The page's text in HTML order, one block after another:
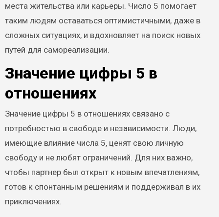
места жительства или карьеры. Число 5 помогает
таким людям оставаться оптимистичными, даже в
сложных ситуациях, и вдохновляет на поиск новых
путей для самореализации.
Значение цифры 5 в
отношениях
Значение цифры 5 в отношениях связано с
потребностью в свободе и независимости. Люди,
имеющие влияние числа 5, ценят свою личную
свободу и не любят ограничений. Для них важно,
чтобы партнер был открыт к новым впечатлениям,
готов к спонтанным решениям и поддерживал в их
приключениях.